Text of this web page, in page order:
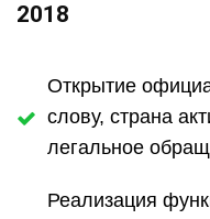
2018
Открытие
слову, страна
легальное
Реализация